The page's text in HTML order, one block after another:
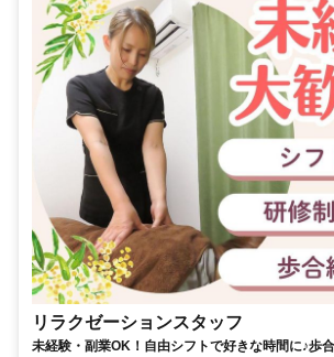
リラクゼーションスタッフ
未経験・副業OK！自由シフトで好きな時間に♪歩